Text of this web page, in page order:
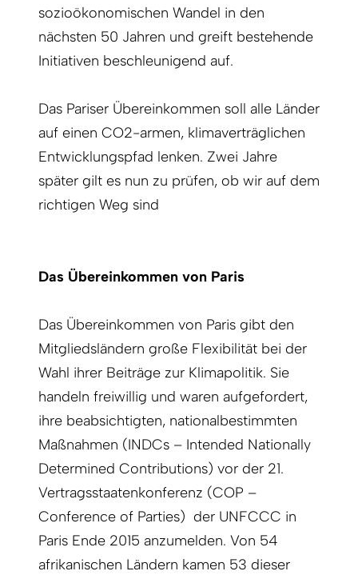
sozioökonomischen Wandel in den
nächsten 50 Jahren und greift bestehende
Initiativen beschleunigend auf.
Das Pariser Übereinkommen soll alle Länder
auf einen CO2-armen, klimaverträglichen
Entwicklungspfad lenken. Zwei Jahre
später gilt es nun zu prüfen, ob wir auf dem
richtigen Weg sind
Das Übereinkommen von Paris
Das Übereinkommen von Paris gibt den
Mitgliedsländern große Flexibilität bei der
Wahl ihrer Beiträge zur Klimapolitik. Sie
handeln freiwillig und waren aufgefordert,
ihre beabsichtigten, nationalbestimmten
Maßnahmen (INDCs – Intended Nationally
Determined Contributions) vor der 21.
Vertragsstaatenkonferenz (COP –
Conference of Parties) der UNFCCC in
Paris Ende 2015 anzumelden. Von 54
afrikanischen Ländern kamen 53 dieser